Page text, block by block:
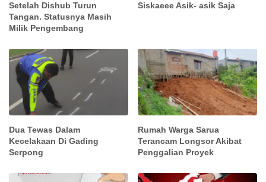
Setelah Dishub Turun
Tangan. Statusnya Masih
Milik Pengembang
Siskaeee Asik- asik Saja
Dua Tewas Dalam
Kecelakaan Di Gading
Serpong
Rumah Warga Sarua
Terancam Longsor Akibat
Penggalian Proyek